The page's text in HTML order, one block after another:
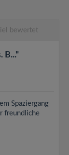
bewertet
B..."
Spaziergang
freundliche